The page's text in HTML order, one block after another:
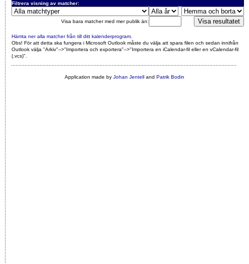
Filtrera visning av matcher:
Visa bara matcher med mer publik än:
Hämta ner alla matcher från till ditt kalenderprogram
Obs! För att detta ska fungera i Microsoft Outlook måste du välja att spara filen och sedan innifrån
Outlook välja "Arkiv"-->"Importera och exportera"-->"Importera en iCalendar-fil eller en vCalendar-fil
(.vcs)"
Application made by Johan Jentelland Patrik Bodin